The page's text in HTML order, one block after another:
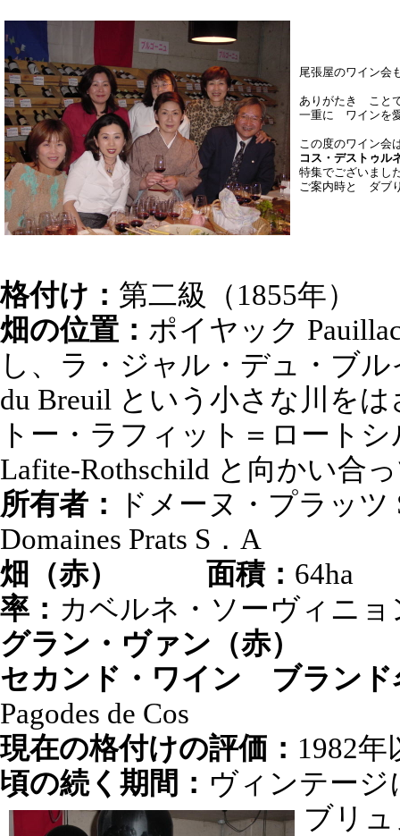
尾張屋のワイン会
ありがたき こと
一重に ワインを
この度のワイン会
コス・デストゥル
特集でございまし
ご案内時と ダブ
格付け： 第二級（1855年）
畑の位置： ポイヤック
し、ラ・ジャル・デュ・ブル
du Breuil という小さな川を
トー・ラフィット＝ロートシ
Lafite-Rothschild と向かい合
所有者：
ドメーヌ・プラッツ
Domaines Prats S．A
畑（赤）
面積：
率： カベルネ・ソーヴィニ
グラン・ヴァン（赤）
セカンド・ワイン ブランド
Pagodes de Cos
現在の格付けの評価： 1982
頃の続く期間： ヴィンテージ
ブリ